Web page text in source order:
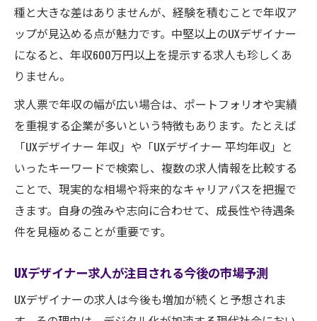
種と大きな差はありませんが、経験を積むことで年収ア
ップが見込める点が魅力です。中堅以上のUXデザイナー
になると、年収600万円以上を提示する求人も珍しくあ
りません。
求人票で年収の幅が広い場合は、ポートフォリオや実績
を重視する企業が多いという特徴もあります。たとえば
「UXデザイナー 年収」や「UXデザイナー 平均年収」と
いったキーワードで検索し、複数の求人情報を比較する
ことで、現実的な相場や将来的なキャリアパスを把握で
きます。自身の強みや志向に合わせて、成長性や待遇条
件を見極めることが重要です。
UXデザイナー求人が注目される今後の市場予測
UXデザイナーの求人は今後も増加が続くと予想されま